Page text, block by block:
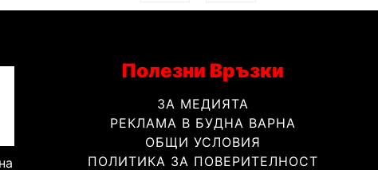
Полезни Връзки
ЗА МЕДИЯТА
РЕКЛАМА В БУДНА ВАРНА
ОБЩИ УСЛОВИЯ
ПОЛИТИКА ЗА ПОВЕРИТЕЛНОСТ